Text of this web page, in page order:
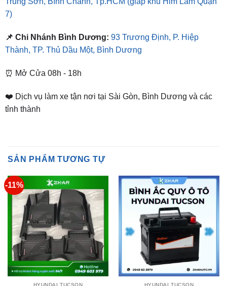
📌 Chi Nhánh Bình Dương:
⏰ Mở Cửa 08h - 18h
❤️ Dịch vụ làm xe tận nơi tại Sài Gòn, Bình Dương và các
-11%
HYUNDAI TUCSON
Thảm Lót Sàn ViTP Cho Ô
Tô Hyundai Tucson 2016 –
HYUNDAI TUCSON
Thay Bình Ắc Quy Ô Tô Xe
Hyundai Tucson